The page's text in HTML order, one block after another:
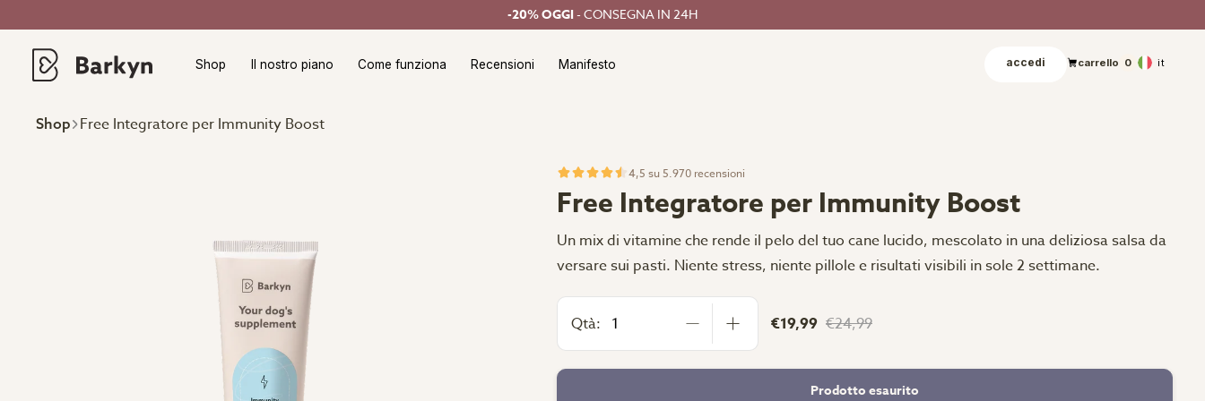
-20% OGGI- CONSEGNA IN 24H
Shop Il nostro piano Come funziona Recensioni Manifesto accedi carrello 0 it
Shop Free Integratore per Immunity Boost
4,5 su 5.970 recensioni
Free Integratore per Immunity Boost
Un mix di vitamine che rende il pelo del tuo cane lucido, mescolato in una deliziosa salsa da
versare sui pasti. Niente stress, niente pillole e risultati visibili in sole 2 settimane.
Qtà: €19,99 €24,99
Prodotto esaurito